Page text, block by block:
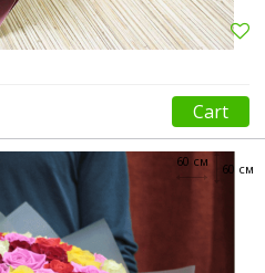
Cart
60 см
60 см